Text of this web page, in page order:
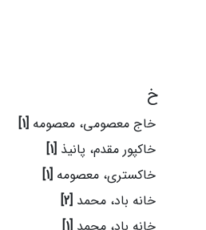
خ
خاج معصومی، معصومه [1]
خاکپور مقدم، پانیذ [1]
خاکستری، معصومه [1]
خانه باد، محمد [2]